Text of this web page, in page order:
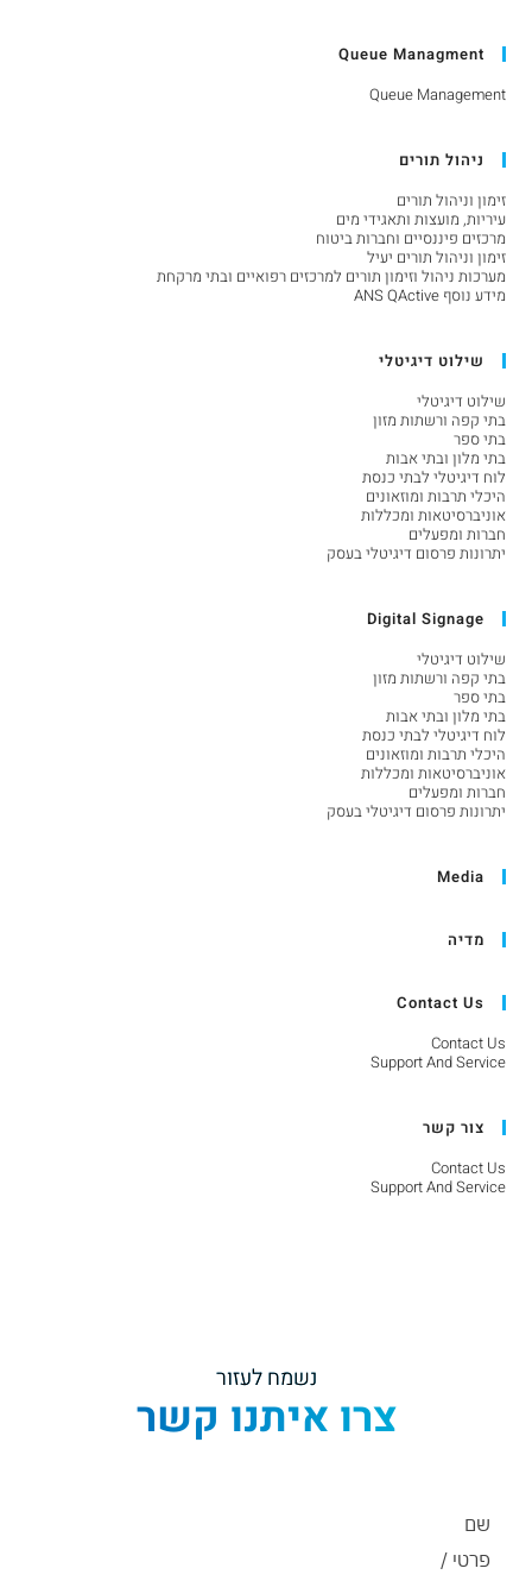
Queue Managment
Queue Management
ניהול תורים
זימון וניהול תורים
עיריות, מועצות ותאגידי מים
מרכזים פיננסיים וחברות ביטוח
זימון וניהול תורים יעיל
מערכות ניהול וזימון תורים למרכזים רפואיים ובתי מרקחת
מידע נוסף ANS QActive
שילוט דיגיטלי
שילוט דיגיטלי
בתי קפה ורשתות מזון
בתי ספר
בתי מלון ובתי אבות
לוח דיגיטלי לבתי כנסת
היכלי תרבות ומוזאונים
אוניברסיטאות ומכללות
חברות ומפעלים
יתרונות פרסום דיגיטלי בעסק
Digital Signage
שילוט דיגיטלי
בתי קפה ורשתות מזון
בתי ספר
בתי מלון ובתי אבות
לוח דיגיטלי לבתי כנסת
היכלי תרבות ומוזאונים
אוניברסיטאות ומכללות
חברות ומפעלים
יתרונות פרסום דיגיטלי בעסק
Media
מדיה
Contact Us
Contact Us
Support And Service
צור קשר
Contact Us
Support And Service
נשמח לעזור
צרו איתנו קשר​
שם
פרטי /